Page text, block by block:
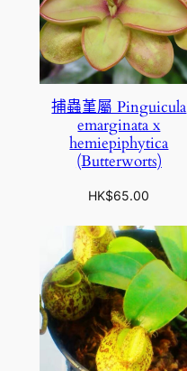
捕蟲堇屬 Pinguicula
emarginata x
hemiepiphytica
(Butterworts)
HK$65.00